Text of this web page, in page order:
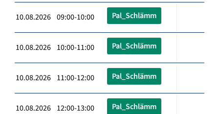
10.08.2026 09:00-10:00 Pal_Schlämm
10.08.2026 10:00-11:00 Pal_Schlämm
10.08.2026 11:00-12:00 Pal_Schlämm
10.08.2026 12:00-13:00 Pal_Schlämm